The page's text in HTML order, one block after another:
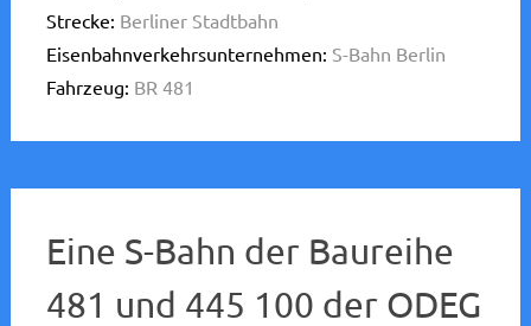
Strecke: Berliner Stadtbahn
Eisenbahnverkehrsunternehmen: S-Bahn Berlin
Fahrzeug: BR 481
Eine S-Bahn der Baureihe
481 und 445 100 der ODEG